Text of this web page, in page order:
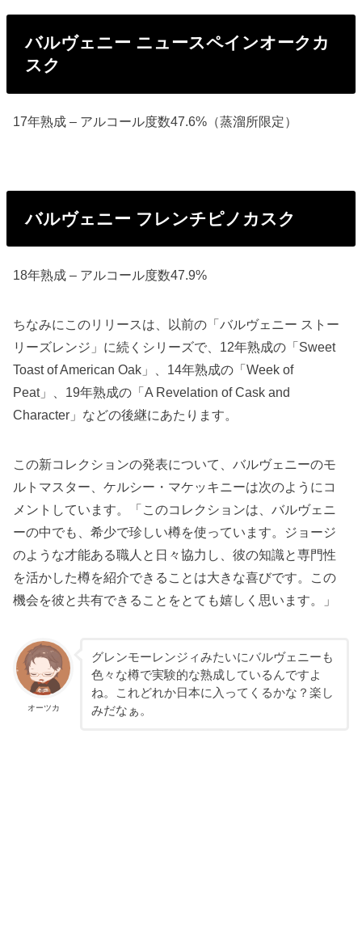
バルヴェニー ニュースペインオークカ
スク
17年熟成 – アルコール度数47.6%（蒸溜所限定）
バルヴェニー フレンチピノカスク
18年熟成 – アルコール度数47.9%
ちなみにこのリリースは、以前の「バルヴェニー ストー
リーズレンジ」に続くシリーズで、12年熟成の「Sweet
Toast of American Oak 」、14年熟成の「Week of
Peat」、19年熟成の「A Revelation of Cask and
Character 」などの後継にあたります。
この新コレクションの発表について、バルヴェニーのモ
ルトマスター、ケルシー・マケッキニーは次のようにコ
メントしています。「このコレクションは、バルヴェニ
ーの中でも、希少で珍しい樽を使っています。ジョージ
のような才能ある職人と日々協力し、彼の知識と専門性
を活かした樽を紹介できることは大きな喜びです。この
機会を彼と共有できることをとても嬉しく思います。」
オーツカ
グレンモーレンジィみたいにバルヴェニーも
色々な樽で実験的な熟成しているんですよ
ね。これどれか日本に入ってくるかな？楽し
みだなぁ。